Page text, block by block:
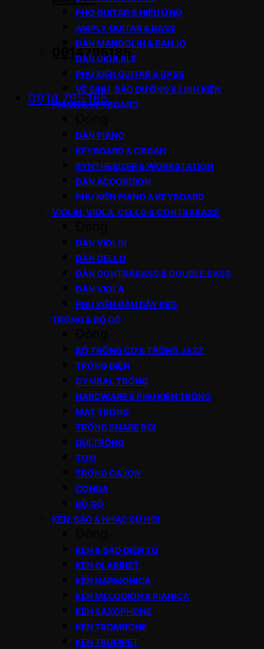
0914795185
0914.795.185
PHƠ GUITAR & HIỆU ỨNG
AMPLY GUITAR & BASS
ĐÀN MANDOLIN & BANJO
ĐÀN UKULELE
PHỤ KIỆN GUITAR & BASS
VỆ SINH, BẢO DƯỠNG & LINH KIỆN
PIANO & KEYBOARD
ĐÀN PIANO
KEYBOARD & ORGAN
SYNTHESIZER & WORKSTATION
ĐÀN ACCORDION
PHỤ KIỆN PIANO & KEYBOARD
VIOLIN, VIOLA, CELLO & CONTRABASS
ĐÀN VIOLIN
ĐÀN CELLO
ĐÀN CONTRABASS & DOUBLE BASS
ĐÀN VIOLA
PHỤ KIỆN ĐÀN DÂY KÉO
TRỐNG & BỘ GÕ
BỘ TRỐNG CƠ & TRỐNG JAZZ
TRỐNG ĐIỆN
CYMBAL TRỐNG
HARDWARE & PHỤ KIỆN TRỐNG
MẶT TRỐNG
TRỐNG SNARE RỜI
DÙI TRỐNG
TOM
TRỐNG CAJON
CONGA
BỘ GÕ
KÈN, SÁO & NHẠC CỤ HƠI
KÈN & SÁO ĐIỆN TỬ
KÈN CLARINET
KÈN HARMONICA
KÈN MELODION & PIANICA
KÈN SAXOPHONE
KÈN TROMBONE
KÈN TRUMPET